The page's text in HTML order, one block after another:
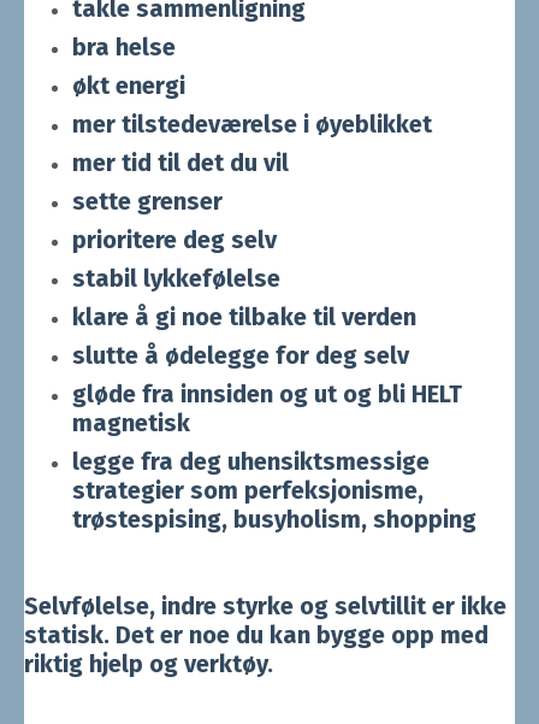
takle sammenligning
bra helse
økt energi
mer tilstedeværelse i øyeblikket
mer tid til det du vil
sette grenser
prioritere deg selv
stabil lykkefølelse
klare å gi noe tilbake til verden
slutte å ødelegge for deg selv
gløde fra innsiden og ut og bli HELT
magnetisk
legge fra deg uhensiktsmessige
strategier som perfeksjonisme,
trøstespising, busyholism, shopping
Selvfølelse, indre styrke og selvtillit er ikke
statisk. Det er noe du kan bygge opp med
riktig hjelp og verktøy.